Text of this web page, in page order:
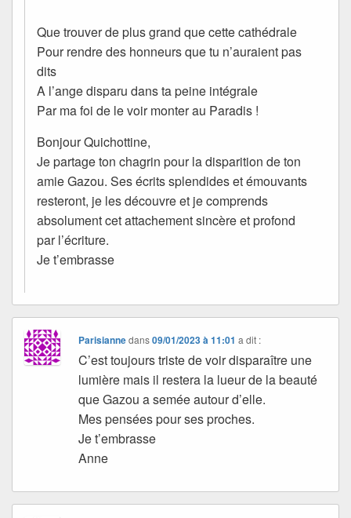
Que trouver de plus grand que cette cathédrale
Pour rendre des honneurs que tu n’auraient pas
dits
A l’ange disparu dans ta peine intégrale
Par ma foi de le voir monter au Paradis !
Bonjour Quichottine,
Je partage ton chagrin pour la disparition de ton
amie Gazou. Ses écrits splendides et émouvants
resteront, je les découvre et je comprends
absolument cet attachement sincère et profond
par l’écriture.
Je t’embrasse
Parisiannedans09/01/2023 à 11:01 a dit :
C’est toujours triste de voir disparaître une
lumière mais il restera la lueur de la beauté
que Gazou a semée autour d’elle.
Mes pensées pour ses proches.
Je t’embrasse
Anne